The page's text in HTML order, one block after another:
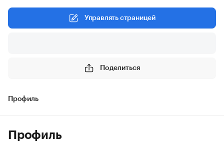
Управлять страницей
Поделиться
Профиль
Профиль